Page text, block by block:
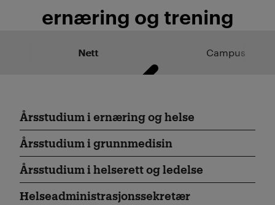
ernæring og trening
Nett Campus
Årsstudium i ernæring og helse
Årsstudium i grunnmedisin
Årsstudium i helserett og ledelse
Helse­administrasjons­sekretær